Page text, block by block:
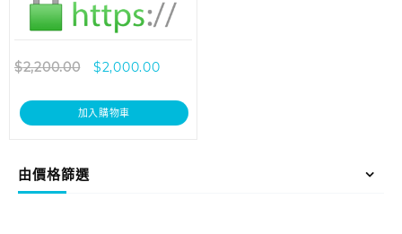
由價格篩選
$2,200.00 $2,000.00
加入購物車